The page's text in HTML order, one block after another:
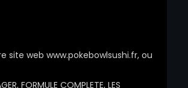
web www.pokebowlsushi.fr, ou
FORMULE COMPLETE, LES